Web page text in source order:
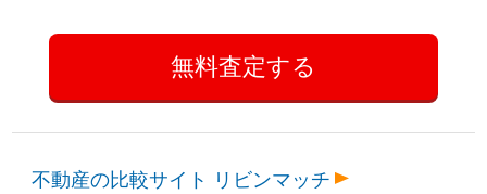
不動産の比較サイト リビンマッチ